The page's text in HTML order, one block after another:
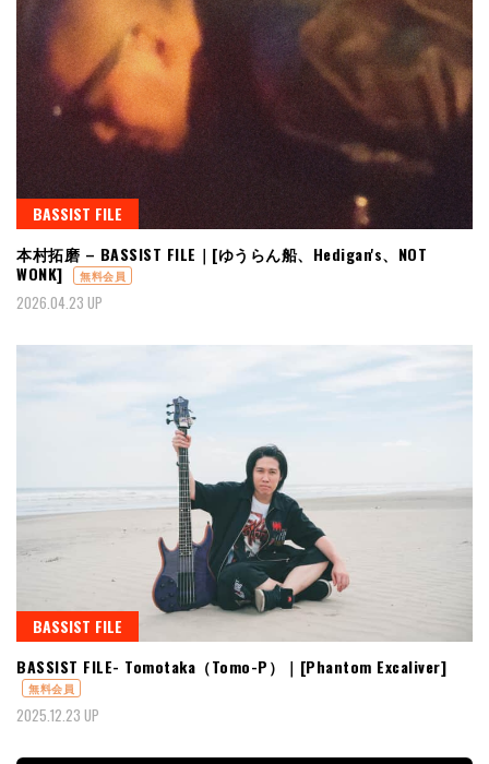
BASSIST FILE
本村拓磨 – BASSIST FILE｜[ゆうらん船、Hedigan's、NOT
WONK]
無料会員
2026.04.23 UP
BASSIST FILE
BASSIST FILE- Tomotaka（Tomo-P）｜[Phantom Excaliver]
無料会員
2025.12.23 UP